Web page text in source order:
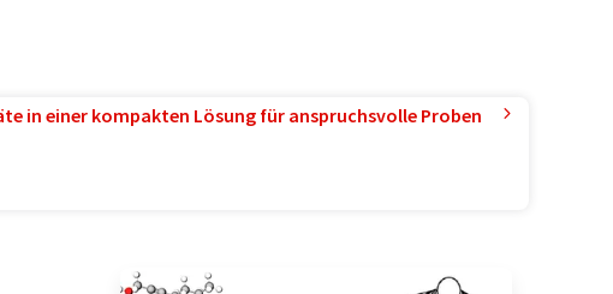
in einer kompakten Lösung für anspruchsvolle Proben